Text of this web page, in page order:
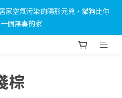
燈箱！
空氣污染的隱形元兇，貓狗比你
個無毒的家
棕